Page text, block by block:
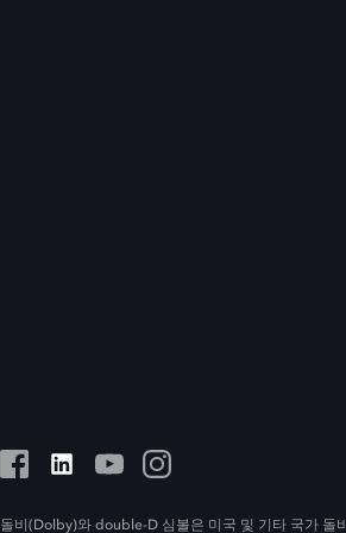
돌비(Dolby)와 double-D 심볼은 미국 및 기타 국가 돌비